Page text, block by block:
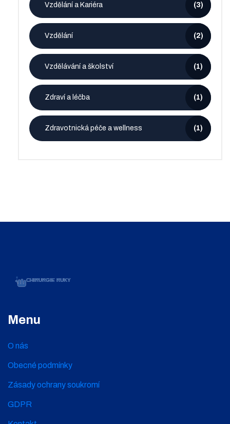
Vzdělání a Kariéra (3)
Vzdělání (2)
Vzdělávání a školství (1)
Zdraví a léčba (1)
Zdravotnická péče a wellness (1)
Menu
O nás
Obecné podmínky
Zásady ochrany soukromí
GDPR